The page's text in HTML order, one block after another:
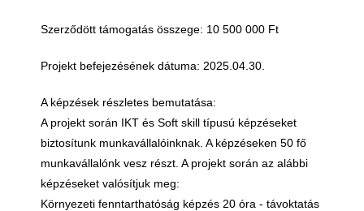
Szerződött támogatás összege: 10 500 000 Ft
Projekt befejezésének dátuma: 2025.04.30.
A képzések részletes bemutatása:
A projekt során IKT és Soft skill típusú képzéseket
biztosítunk munkavállalóinknak. A képzéseken 50 fő
munkavállalónk vesz részt. A projekt során az alábbi
képzéseket valósítjuk meg:
Környezeti fenntarthatóság képzés 20 óra - távoktatás